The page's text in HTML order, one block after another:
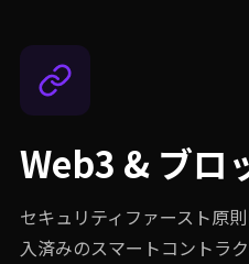
Web3 & ブロ
セキュリティファースト原
入済みのスマートコントラ